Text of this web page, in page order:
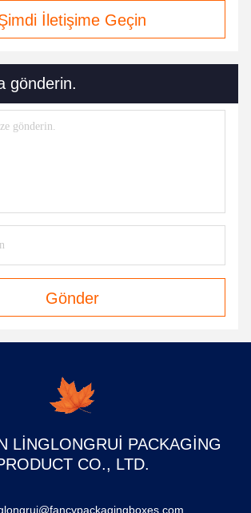
İletişime Geçin
gönderin.
Gönder
LINGLONGRUI PACKAGING
CO., LTD.